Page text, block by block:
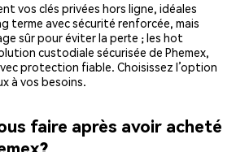
vos clés privées hors ligne, idéales
terme avec sécurité renforcée, mais
sûr pour éviter la perte ; les hot
custodiale sécurisée de Phemex,
protection fiable. Choisissez l’option
à vos besoins.
faire après avoir acheté